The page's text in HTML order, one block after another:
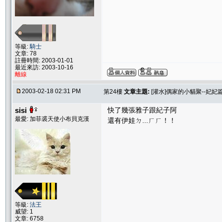
等級:騎士
文章: 78
註冊時間: 2003-01-01
最近來訪: 2003-10-16
離線
2003-02-18 02:31 PM 第24樓 文章主題: [灌水]偶家的小貓聚--妃妃
sisi
最愛: 加菲裘天使小布貝克漢
等級: 法王
威望: 1
文章: 6758
快了幾張雅子跟紀子阿
還有伊娃ㄉ...ㄏㄏ！！